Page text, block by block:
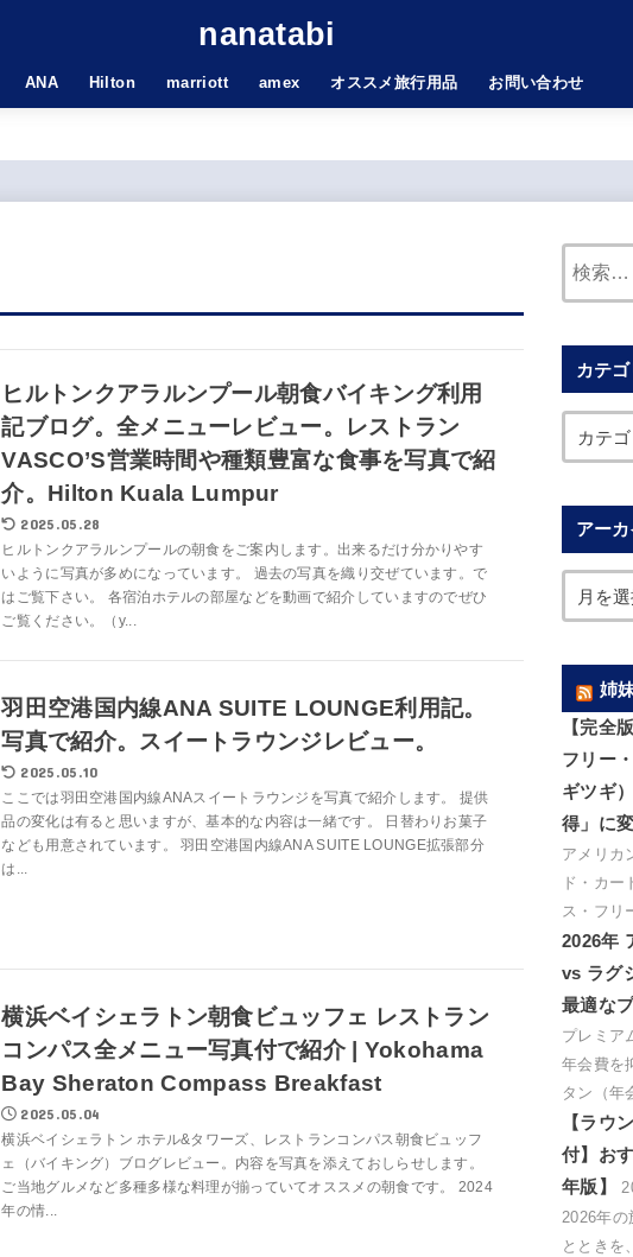
nanatabi
ANA Hilton marriott amex オススメ旅行用品 お問い合わせ
ヒルトンクアラルンプール朝食バイキング利用
記ブログ。全メニューレビュー。レストラン
VASCO’S営業時間や種類豊富な食事を写真で紹
介。Hilton Kuala Lumpur
2025.05.28
ヒルトンクアラルンプールの朝食をご案内します。出来るだけ分かりやす
いように写真が多めになっています。 過去の写真を織り交ぜています。で
はご覧下さい。 各宿泊ホテルの部屋などを動画で紹介していますのでぜひ
ご覧ください。（y...
羽田空港国内線ANA SUITE LOUNGE利用記。
写真で紹介。スイートラウンジレビュー。
2025.05.10
ここでは羽田空港国内線ANAスイートラウンジを写真で紹介します。 提供
品の変化は有ると思いますが、基本的な内容は一緒です。 日替わりお菓子
なども用意されています。 羽田空港国内線ANA SUITE LOUNGE拡張部分
は...
横浜ベイシェラトン朝食ビュッフェ レストラン
コンパス全メニュー写真付で紹介 | Yokohama
Bay Sheraton Compass Breakfast
2025.05.04
横浜ベイシェラトン ホテル&タワーズ、レストランコンパス朝食ビュッフ
ェ（バイキング）ブログレビュー。内容を写真を添えておしらせします。
ご当地グルメなど多種多様な料理が揃っていてオススメの朝食です。 2024
年の情...
カテ
アー
姉
【完全
フリー
ギツギ
得」に
アメリカ
ド・カー
ス・フリ
2026年
vs ラグ
最適な
プレミア
年会費を
タン（
【ラウ
付】お
年版】
2026年の
とときを